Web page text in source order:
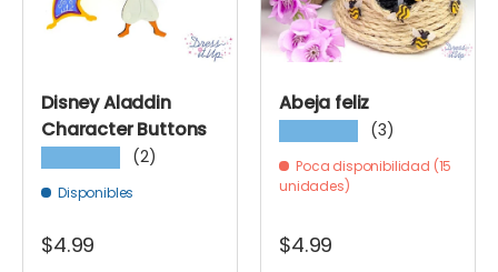
Disney Aladdin
Character Buttons
(2)
Disponibles
$4.99
Abeja feliz
(3)
Poca disponibilidad (15
unidades)
$4.99